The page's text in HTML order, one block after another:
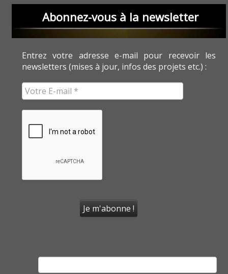
Abonnez-vous à la newsletter
Entrez votre adresse e-mail pour recevoir les
newsletters (mises à jour, infos des projets etc.) :